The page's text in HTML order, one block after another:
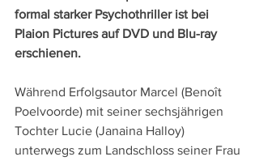
formal starker Psychothriller ist bei
Plaion Pictures auf DVD und Blu-ray
erschienen.
Während Erfolgsautor Marcel (Benoît
Poelvoorde) mit seiner sechsjährigen
Tochter Lucie (Janaina Halloy)
unterwegs zum Landschloss seiner Frau